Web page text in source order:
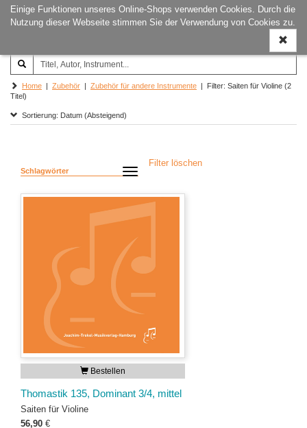
Einige Funktionen unseres Online-Shops verwenden Cookies. Durch die
Nutzung dieser Webseite stimmen Sie der Verwendung von Cookies zu.
ein-/
Joachim‐Trekel‐Musikverlag,
Hamburg
Home | Zubehör | Zubehör für andere Instrumente | Filter: Saiten für Violine (2
Titel)
Sortierung: Datum (Absteigend)
Schlagwörter
Filter löschen
Bestellen
Thomastik 135, Dominant 3/4, mittel
Saiten für Violine
56,90 €